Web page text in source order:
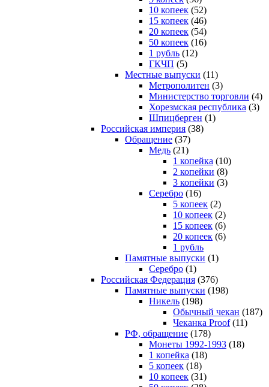
10 копеек (52)
15 копеек (46)
20 копеек (54)
50 копеек (16)
1 рубль (12)
ГКЧП (5)
Местные выпуски (11)
Метрополитен (3)
Министерство торговли (4)
Хорезмская республика (3)
Шпицберген (1)
Российская империя (38)
Обращение (37)
Медь (21)
1 копейка (10)
2 копейки (8)
3 копейки (3)
Серебро (16)
5 копеек (2)
10 копеек (2)
15 копеек (6)
20 копеек (6)
1 рубль
Памятные выпуски (1)
Серебро (1)
Российская Федерация (376)
Памятные выпуски (198)
Никель (198)
Обычный чекан (187)
Чеканка Proof(11)
РФ, обращение (178)
Монеты 1992-1993 (18)
1 копейка (18)
5 копеек (18)
10 копеек (31)